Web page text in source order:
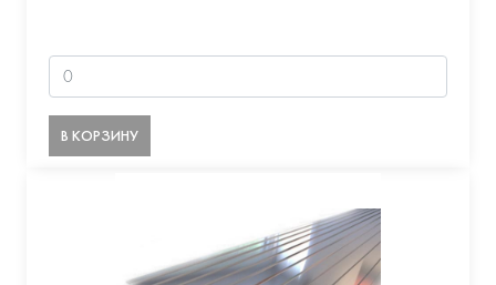
В КОРЗИНУ